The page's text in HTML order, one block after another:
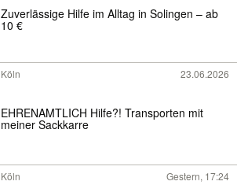
Zuverlässige Hilfe im Alltag in Solingen – ab
10 €
Köln 23.06.2026
EHRENAMTLICH Hilfe?! Transporten mit
meiner Sackkarre
Köln Gestern, 17:24